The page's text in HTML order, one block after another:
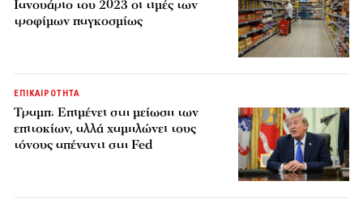
Ιανουάριο του 2023 οι τιμές των
τροφίμων παγκοσμίως
ΕΠΙΚΑΙΡΟΤΗΤΑ
Τραμπ: Επιμένει στη μείωση των
επιτοκίων, αλλά χαμηλώνει τους
τόνους απέναντι στη Fed